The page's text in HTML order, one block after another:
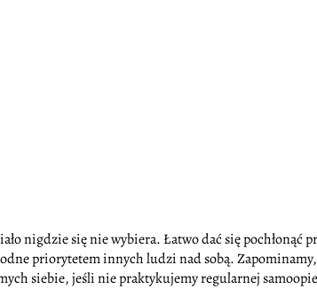
nigdzie się nie wybiera. Łatwo dać się
priorytetem innych ludzi nad sobą.
siebie, jeśli nie praktykujemy regularnej